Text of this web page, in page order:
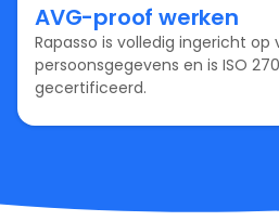
AVG-proof werken
Rapasso is volledig ingericht op
persoonsgegevens en is ISO
gecertificeerd.